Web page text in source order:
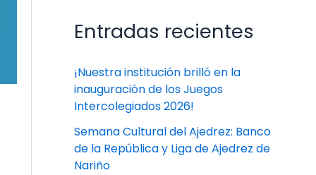
Entradas recientes
¡Nuestra institución brilló en la
inauguración de los Juegos
Intercolegiados 2026!
Semana Cultural del Ajedrez: Banco
de la República y Liga de Ajedrez de
Nariño